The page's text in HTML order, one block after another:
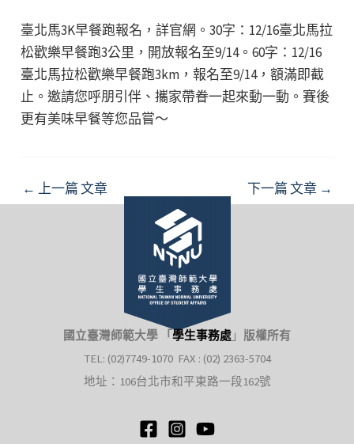
臺北馬3K早餐跑報名，詳官網。30字：12/16臺北馬拉
松歡樂早餐跑3公里，開放報名至9/14。60字：12/16
臺北馬拉松歡樂早餐跑3km，報名至9/14，額滿即截
止。邀請您呼朋引伴、攜家帶眷一起來動一動。賽後
更有美味早餐等您品嘗～
Post
navigation
← 上一篇 文章 下一篇 文章 →
國立臺灣師範大學 「 學生事務處 」 版權所有
TEL: (02)7749-1070 FAX : (02) 2363-5704
地址：106台北市和平東路一段162號